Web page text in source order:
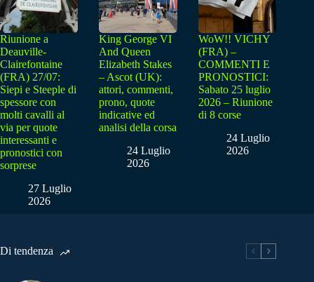
Riunione a
Deauville-
Clairefontaine
(FRA) 27/07:
Siepi e Steeple di
spessore con
molti cavalli al
via per quote
interessanti e
pronostici con
sorprese
27 Luglio
2026
King George VI
And Queen
Elizabeth Stakes
– Ascot (UK):
attori, commenti,
prono, quote
indicative ed
analisi della corsa
24 Luglio
2026
WoW!! VICHY
(FRA) –
COMMENTI E
PRONOSTICI:
Sabato 25 luglio
2026 – Riunione
di 8 corse
24 Luglio
2026
Di tendenza